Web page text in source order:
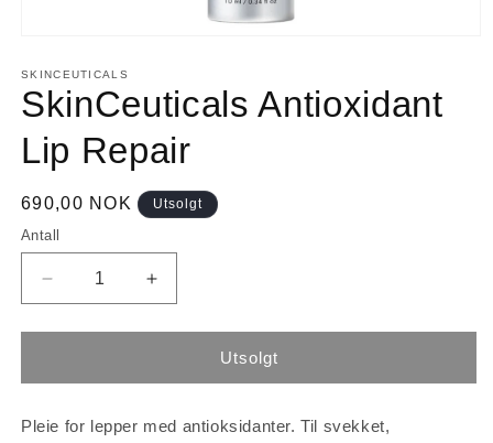
1
i
modal
SKINCEUTICALS
SkinCeuticals Antioxidant
Lip Repair
Vanlig
pris
690,00 NOK Utsolgt
Antall
antallet
for
Antioxidant
Repair
Øk
antallet
for
SkinCeuticals
Antioxidant
Repair
Utsolgt
Pleie for lepper med antioksidanter. Til svekket,